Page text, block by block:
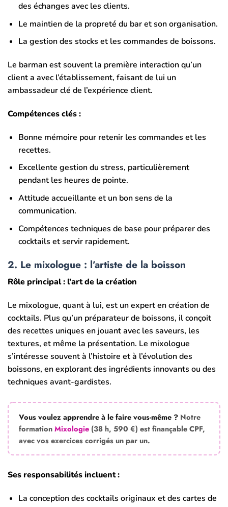
des échanges avec les clients.
Le maintien de la propreté du bar et son organisation.
La gestion des stocks et les commandes de boissons.
Le barman est souvent la première interaction qu’un
client a avec l’établissement, faisant de lui un
ambassadeur clé de l’expérience client.
Compétences clés :
Bonne mémoire pour retenir les commandes et les
recettes.
Excellente gestion du stress, particulièrement
pendant les heures de pointe.
Attitude accueillante et un bon sens de la
communication.
Compétences techniques de base pour préparer des
cocktails et servir rapidement.
2. Le mixologue : l’artiste de la boisson
Rôle principal : l’art de la création
Le mixologue, quant à lui, est un expert en création de
cocktails. Plus qu’un préparateur de boissons, il conçoit
des recettes uniques en jouant avec les saveurs, les
textures, et même la présentation. Le mixologue
s’intéresse souvent à l’histoire et à l’évolution des
boissons, en explorant des ingrédients innovants ou des
techniques avant-gardistes.
Vous voulez apprendre à le faire vous-même ? Notre
formationMixologie (38 h, 590 €) est finançable CPF,
avec vos exercices corrigés un par un.
Ses responsabilités incluent :
La conception des cocktails originaux et des cartes de